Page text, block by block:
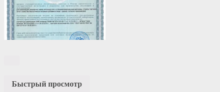
Быстрый просмотр